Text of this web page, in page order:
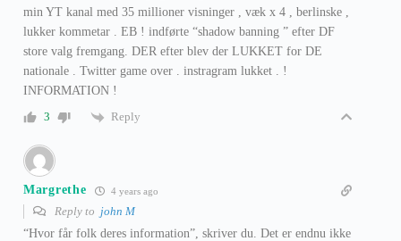
min YT kanal med 35 millioner visninger , væk x 4 , berlinske ,
lukker kommetar . EB ! indførte “shadow banning ” efter DF
store valg fremgang. DER efter blev der LUKKET for DE
nationale . Twitter game over . instragram lukket . !
INFORMATION !
3
Reply
Margrethe 4 years ago
Reply to john M
“Hvor får folk deres information”, skriver du. Det er endnu ikke